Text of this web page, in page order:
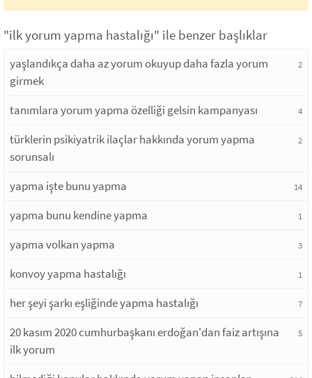
"ilk yorum yapma hastalığı" ile benzer başlıklar
yaşlandıkça daha az yorum okuyup daha fazla yorum
girmek
2
tanımlara yorum yapma özelliği gelsin kampanyası 4
türklerin psikiyatrik ilaçlar hakkında yorum yapma
sorunsalı
2
yapma işte bunu yapma 14
yapma bunu kendine yapma 1
yapma volkan yapma 3
konvoy yapma hastalığı 1
her şeyi şarkı eşliğinde yapma hastalığı 7
20 kasım 2020 cumhurbaşkanı erdoğan'dan faiz artışına
ilk yorum
5